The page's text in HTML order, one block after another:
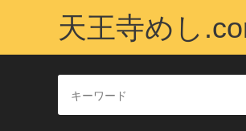
天王寺めし